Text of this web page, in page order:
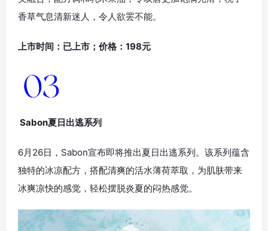
香草气息清新迷人，令人欲罢不能。
上市时间：已上市；价格：198元
Sabon夏日出逃系列
6月26日，Sabon宣布即将推出夏日出逃系列。该系列蕴含
独特的冰凉配方，搭配清爽的活水薄荷萃取，为肌肤带来
冰爽凉快的感觉，轻松摆脱炎夏的闷热感觉。